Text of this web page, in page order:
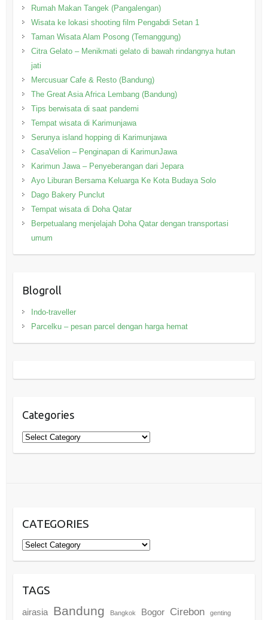
Rumah Makan Tangek (Pangalengan)
Wisata ke lokasi shooting film Pengabdi Setan 1
Taman Wisata Alam Posong (Temanggung)
Citra Gelato – Menikmati gelato di bawah rindangnya hutan
jati
Mercusuar Cafe & Resto (Bandung)
The Great Asia Africa Lembang (Bandung)
Tips berwisata di saat pandemi
Tempat wisata di Karimunjawa
Serunya island hopping di Karimunjawa
CasaVelion – Penginapan di KarimunJawa
Karimun Jawa – Penyeberangan dari Jepara
Ayo Liburan Bersama Keluarga Ke Kota Budaya Solo
Dago Bakery Punclut
Tempat wisata di Doha Qatar
Berpetualang menjelajah Doha Qatar dengan transportasi
umum
Blogroll
Indo-traveller
Parcelku – pesan parcel dengan harga hemat
Categories
Categories
CATEGORIES
Categories
TAGS
airasia Bandung Bangkok Bogor Cirebon genting